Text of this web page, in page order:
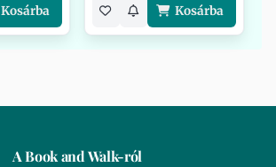
Kosárba Kosárba
A Book and Walk-ról